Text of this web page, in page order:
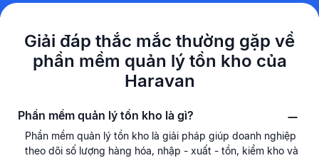
Giải đáp thắc mắc thường gặp về
phần mềm quản lý tồn kho của
Haravan
Phần mềm quản lý tồn kho là gì?
Phần mềm quản lý tồn kho là giải pháp giúp doanh nghiệp
theo dõi số lượng hàng hóa, nhập - xuất - tồn, kiểm kho và